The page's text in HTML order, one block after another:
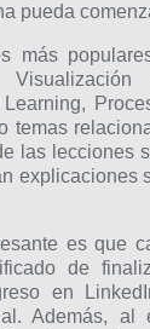
pueda
más
temas
las lecciones
explicaciones
es que
de
en
Además, al